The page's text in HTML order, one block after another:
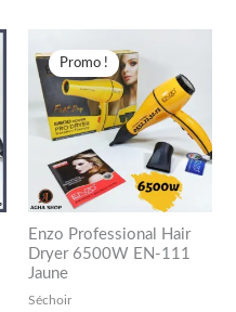
د.ج 4.800,00.
Promo !
Enzo Professional Hair
Dryer 6500W EN-111
Jaune
Séchoir
prix
initial
était :
est :